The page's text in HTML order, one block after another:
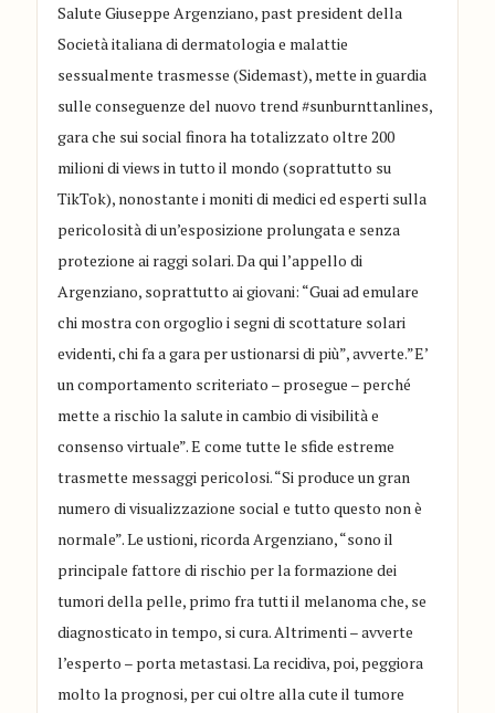
Salute Giuseppe Argenziano, past president della
Società italiana di dermatologia e malattie
sessualmente trasmesse (Sidemast), mette in guardia
sulle conseguenze del nuovo trend #sunburnttanlines,
gara che sui social finora ha totalizzato oltre 200
milioni di views in tutto il mondo (soprattutto su
TikTok), nonostante i moniti di medici ed esperti sulla
pericolosità di un’esposizione prolungata e senza
protezione ai raggi solari. Da qui l’appello di
Argenziano, soprattutto ai giovani: “Guai ad emulare
chi mostra con orgoglio i segni di scottature solari
evidenti, chi fa a gara per ustionarsi di più”, avverte.”E’
un comportamento scriteriato – prosegue – perché
mette a rischio la salute in cambio di visibilità e
consenso virtuale”. E come tutte le sfide estreme
trasmette messaggi pericolosi. “Si produce un gran
numero di visualizzazione social e tutto questo non è
normale”. Le ustioni, ricorda Argenziano, “sono il
principale fattore di rischio per la formazione dei
tumori della pelle, primo fra tutti il melanoma che, se
diagnosticato in tempo, si cura. Altrimenti – avverte
l’esperto – porta metastasi. La recidiva, poi, peggiora
molto la prognosi, per cui oltre alla cute il tumore